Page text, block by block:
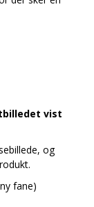
vist
og
fane)